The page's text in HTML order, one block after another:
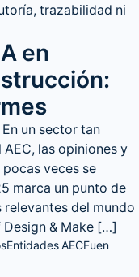
trazabilidad ni
en
un sector tan
las opiniones y
veces se
marca un punto de
del mundo
& Make […]
Entidades AECFuen